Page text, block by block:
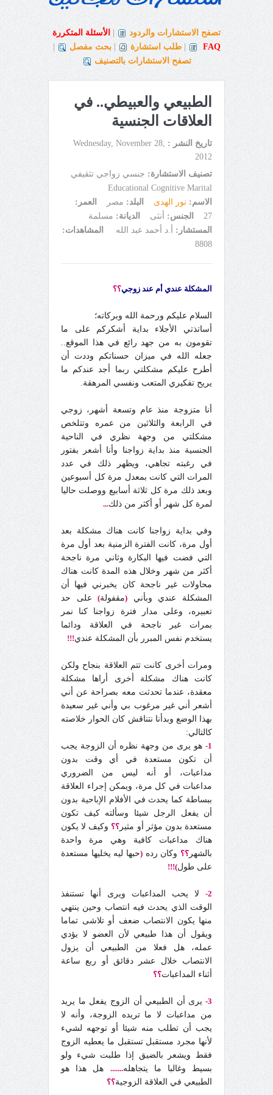
تصفح الاستشارات والردود
الأسئلة المتكررة
FAQ
طلب استشارة بحث مفصل
تصفح الاستشارات بالتصنيف
الطبيعي والعبيطي.. في
العلاقات الجنسية
تاريخ النشر : Wednesday, November 28,
2012
تصنيف الاستشارة: جنسي زواجي تثقيفي
Educational Cognitive Marital
الاسم: نور الهدى البلد: مصر
العمر:
27
الجنس: أنثى الديانة: مسلمة
المستشار:
أ.د أحمد عبد الله
المشاهدات:
8808
المشكلة عندي أم عند زوجي؟؟
السلام عليكم ورحمة الله وبركاته؛
أساتذتي الأجلاء بداية أشكركم على ما
تقومون به من جهد رائع في هذا الموقع..
جعله الله في ميزان حسناتكم وددت أن
أطرح عليكم مشكلتي ربما أجد عندكم ما
يريح تفكيري المتعب ونفسي المرهقة.
أنا متزوجة منذ عام وتسعة أشهر، زوجي
في الرابعة والثلاثين من عمره وتتلخص
مشكلتي من وجهة نظري في الناحية
الجنسية منذ بداية زواجنا وأنا أشعر بفتور
في رغبته تجاهي، ويظهر ذلك في عدد
المرات التي كانت بمعدل مرة كل أسبوعين
وبعد ذلك مرة كل ثلاثة أسابيع ووصلت حاليا
لمرة كل شهر أو أكثر من ذلك...
وفي بداية زواجنا كانت هناك مشكلة بعد
أول مرة، كانت الفترة الزمنية بعد أول مرة
التي فضت فيها البكارة وثاني مرة ناجحة
أكثر من شهر وخلال هذه المدة كانت هناك
محاولات غير ناجحة كان يخبرني فيها أن
المشكلة عندي وبأني (مقفولة)على حد
تعبيره، وعلى مدار فترة زواجنا كنا نمر
بمرات غير ناجحة في العلاقة ودائما
يستخدم نفس المبرر بأن المشكلة عندي!!!
ومرات أخرى كانت تتم العلاقة بنجاح ولكن
كانت هناك مشكلة أخرى أراها مشكلة
معقدة، عندما تحدثت معه بصراحة عن أني
أشعر أني غير مرغوب بي وأني غير سعيدة
بهذا الوضع وبدأنا نتناقش كان الحوار خلاصته
كالتالي:
1-
هو يرى من وجهة نظره أن الزوجة يجب
أن تكون مستعدة في أي وقت بدون
مداعبات، أو أنه ليس من الضروري
مداعبات في كل مرة، ويمكن إجراء العلاقة
ببساطة كما يحدث في الأفلام الإباحية بدون
أن يفعل الرجل شيئا وسألته كيف تكون
مستعدة بدون مؤثر أو مثير ؟؟ وكيف لا يكون
هناك مداعبات كافية وهي مرة واحدة
بالشهر ؟؟ وكان رده (حبها ليه يخليها مستعدة
على طول)!!!
2-
لا يحب المداعبات ويرى أنها تستنفذ
الوقت الذي يحدث فيه انتصاب وحين ينتهي
منها يكون الانتصاب ضعف أو تلاشى تماما
ويقول أن هذا طبيعي لأن العضو لا يؤدي
عمله، هل فعلا من الطبيعي أن يزول
الانتصاب خلال عشر دقائق أو ربع ساعة
أثناء المداعبات؟؟
3-
يرى أن الطبيعي أن الزوج يفعل ما يريد
من مداعبات لا ما تريده الزوجة، وأنه لا
يجب أن تطلب منه شيئا أو توجهه لشيء
لأنها مجرد مستقبل تستقبل ما يعطيه الزوج
فقط ويشعر بالضيق إذا طلبت شيء ولو
بسيط وغالبا ما يتجاهله....... هل هذا هو
الطبيعي في العلاقة الزوجية؟؟